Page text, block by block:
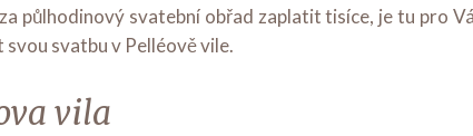
půlhodinový svatební obřad zaplatit tisíce, je tu pro
svou svatbu v Pelléově vile.
vila